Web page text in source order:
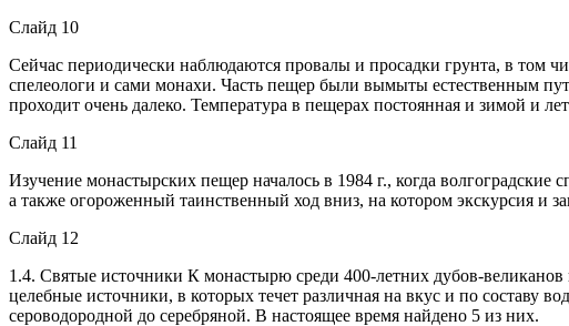
Слайд 10
Сейчас периодически наблюдаются провалы и просадки грунта, в том
спелеологи и сами монахи. Часть пещер были вымыты естественным
проходит очень далеко. Температура в пещерах постоянная и зимой и
Слайд 11
Изучение монастырских пещер началось в 1984 г., когда волгоградские
а также огороженный таинственный ход вниз, на котором экскурсия и
Слайд 12
1.4. Святые источники К монастырю среди 400-летних дубов-
целебные источники, в которых течет различная на вкус и по составу
сероводородной до серебряной. В настоящее время найдено 5 из них.